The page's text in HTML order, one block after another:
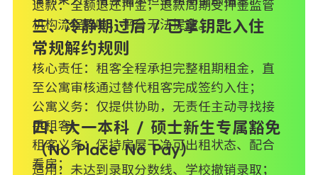
退款：全额退还押金，退款周期受押金监管
机构流程影响，平台无法提速。
三、冷静期过后 / 已拿钥匙入住
常规解约规则
核心责任：租客全程承担完整租期租金，直
至公寓审核通过替代租客完成签约入住；
公寓义务：仅提供协助，无责任主动寻找接
手租客；
租客义务：保持房屋干净可出租状态、配合
看房；
四、大一本科 / 硕士新生专属豁免
（No Place No Pay）
适用：未达到录取分数线、学校撤销录取；